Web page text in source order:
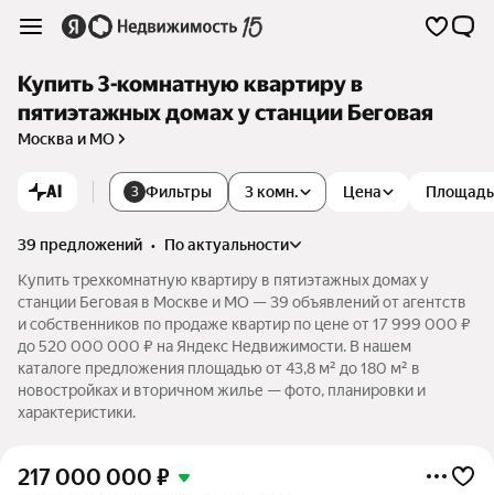
Купить 3-комнатную квартиру в
пятиэтажных домах у станции Беговая
Москва и МО
AI 3 Фильтры 3 комн. Цена Площадь
39 предложений •
по актуальности
Купить трехкомнатную квартиру в пятиэтажных домах у
станции Беговая в Москве и МО — 39 объявлений от агентств
и собственников по продаже квартир по цене от 17 999 000 ₽
до 520 000 000 ₽ на Яндекс Недвижимости. В нашем
каталоге предложения площадью от 43,8 м² до 180 м² в
новостройках и вторичном жилье — фото, планировки и
характеристики.
217 000 000 ₽